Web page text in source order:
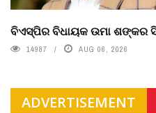
ବିଏସ୍‌ପିର ବିଧାୟକ ଉମା ଶଙ୍କର
14987 AUG 06, 2026
ADVERTISEMENT